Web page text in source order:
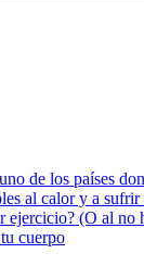
de los países
al calor y a
ejercicio? (O al no
cuerpo